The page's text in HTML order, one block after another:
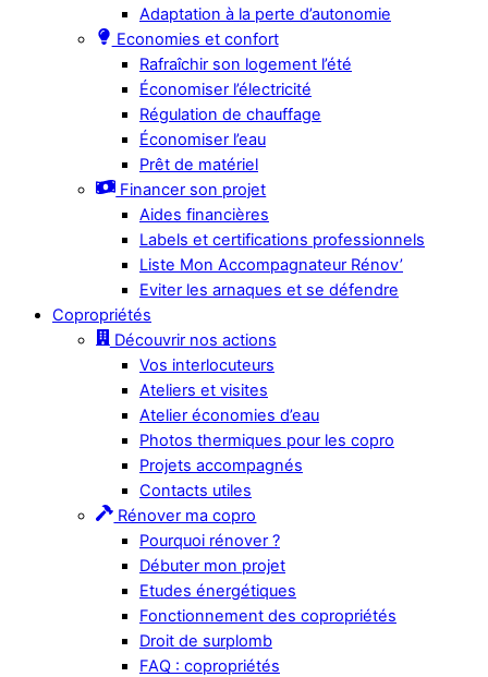
Adaptation à la perte d’autonomie
Economies et confort
Rafraîchir son logement l’été
Économiser l’électricité
Régulation de chauffage
Économiser l’eau
Prêt de matériel
Financer son projet
Aides financières
Labels et certifications professionnels
Liste Mon Accompagnateur Rénov’
Eviter les arnaques et se défendre
Copropriétés
Découvrir nos actions
Vos interlocuteurs
Ateliers et visites
Atelier économies d’eau
Photos thermiques pour les copro
Projets accompagnés
Contacts utiles
Rénover ma copro
Pourquoi rénover ?
Débuter mon projet
Etudes énergétiques
Fonctionnement des copropriétés
Droit de surplomb
FAQ : copropriétés